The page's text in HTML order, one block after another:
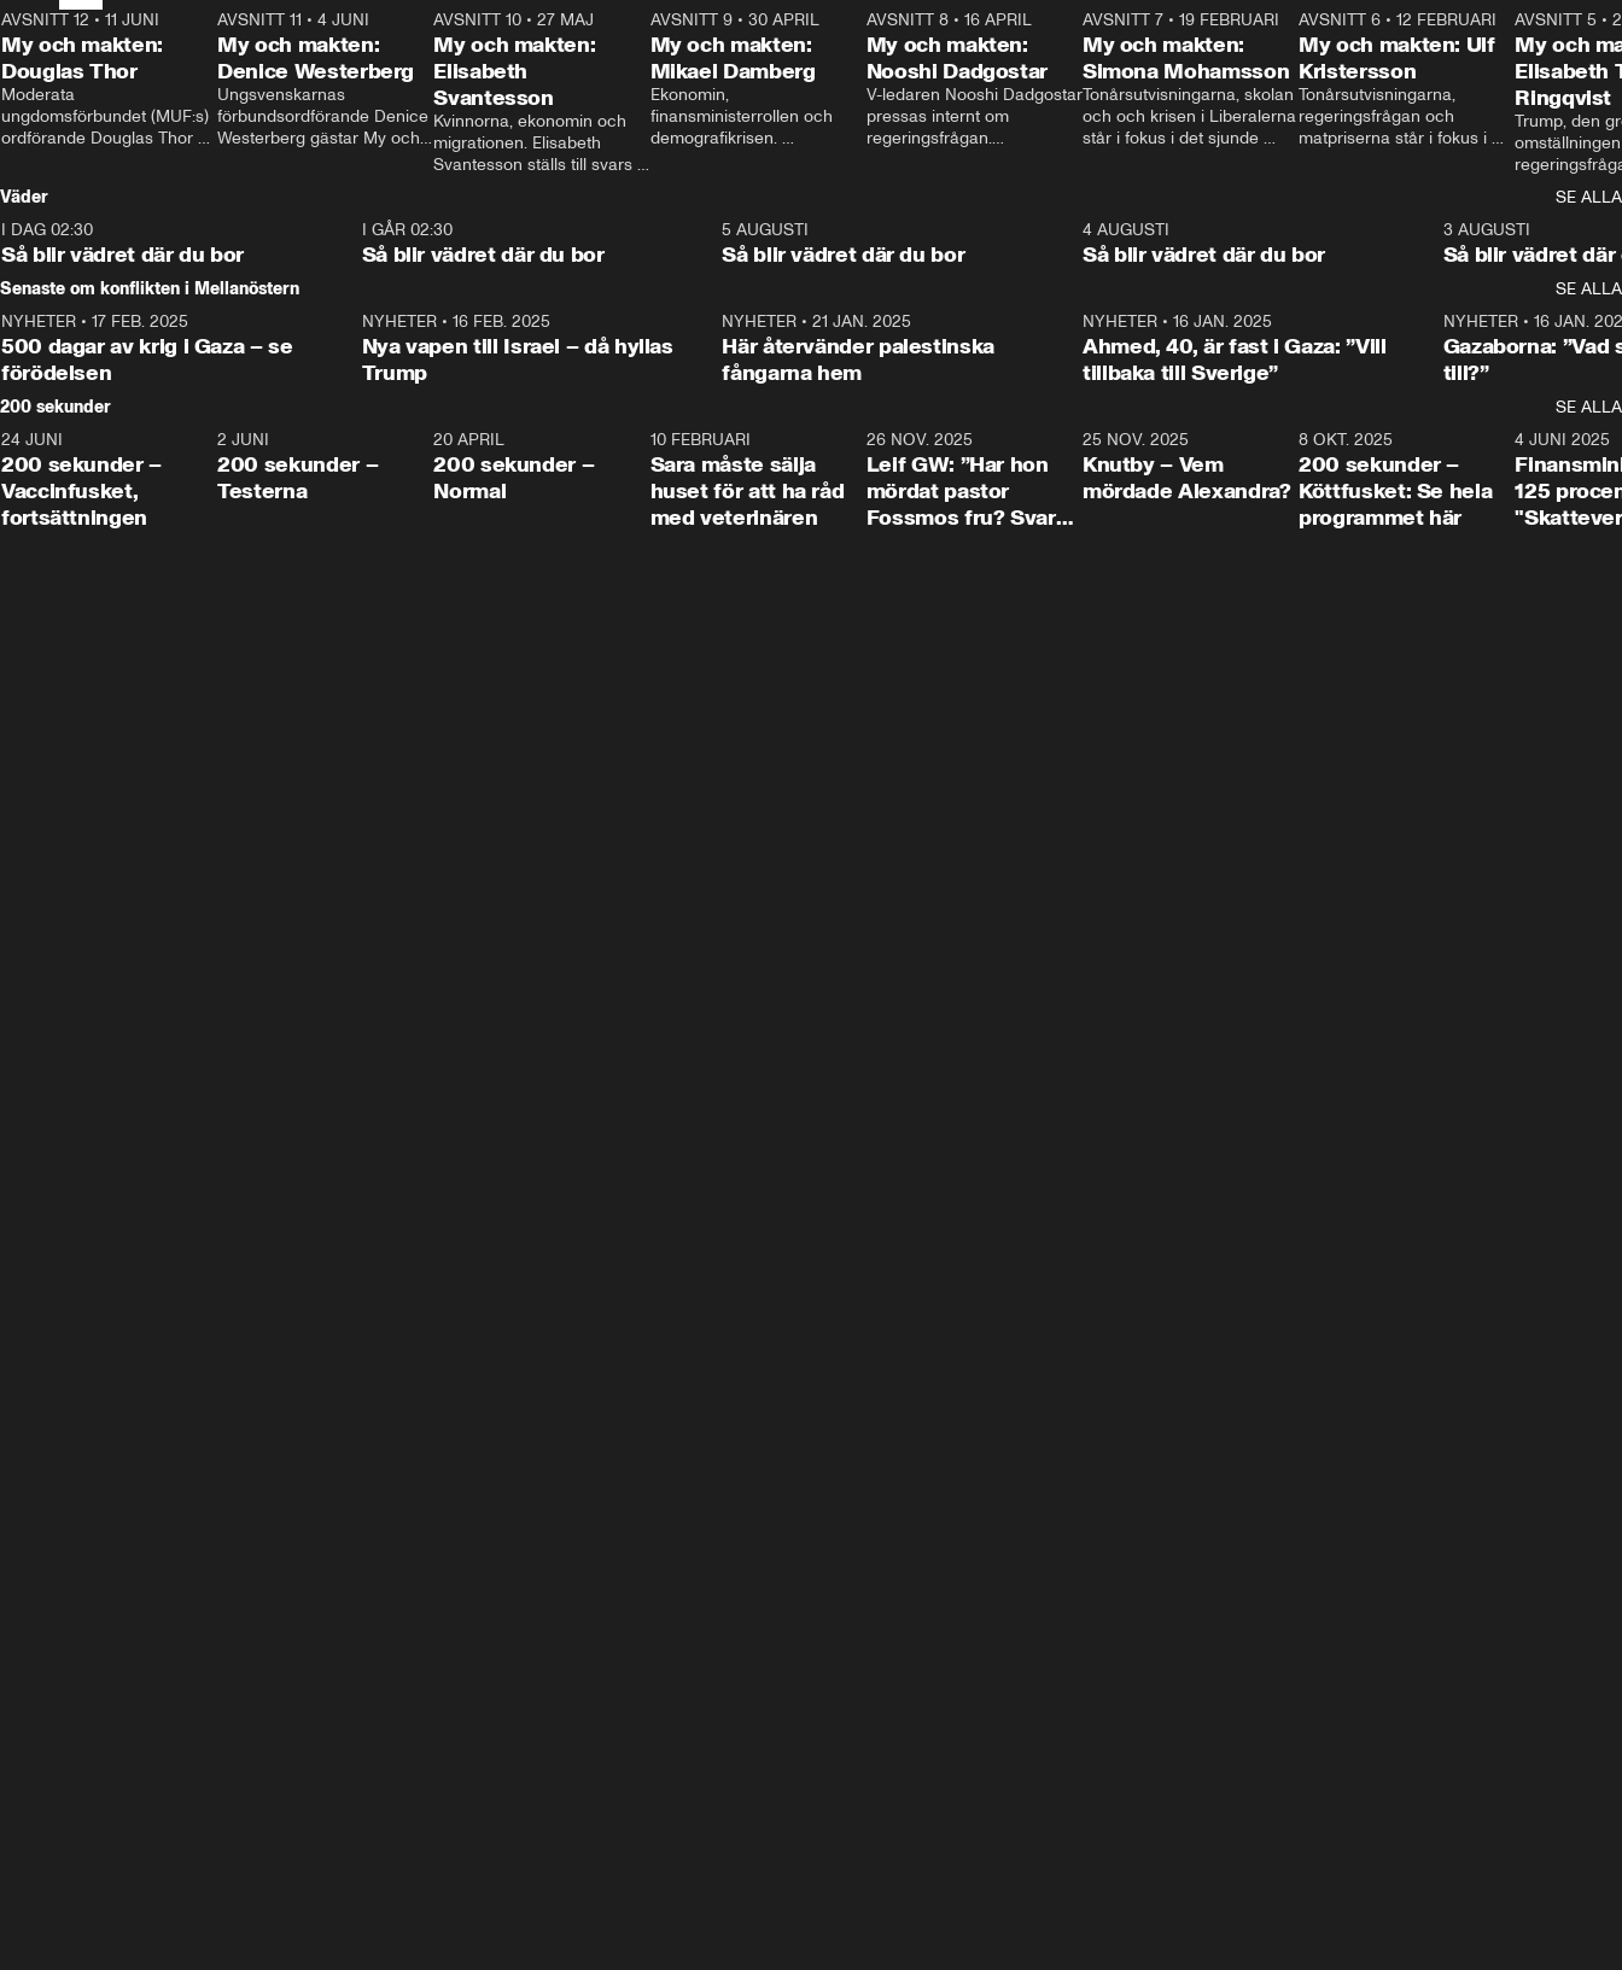
26:27
AVSNITT 12 • 11 JUNI
My och makten:
Douglas Thor
Moderata
ungdomsförbundet (MUF:s)
ordförande Douglas Thor
tonårsutvisningarna och hur
Moderaterna ska locka
väljare till valet i höst.
23:40
AVSNITT 11 •4 JUNI
My och makten:
Denice Westerberg
Ungsvenskarnas
förbundsordförande Denice
Westerberg gästar My och
AVSNITT 10 •27 MAJ
My och makten:
Elisabeth
Svantesson
Kvinnorna, ekonomin och
migrationen. Elisabeth
Svantesson ställs till svars
AVSNITT 9• 30 APRIL
My och makten:
Mikael Damberg
Ekonomin,
finansministerrollen och
demografikrisen.
och Makten.
AVSNITT 8• 16 APRIL
My och makten:
Nooshi Dadgostar
V-ledaren Nooshi Dadgostar
pressas internt om
regeringsfrågan.
– Vi ställer upp i val. Ska vi
vara med så sitter vi förstås
24:30
AVSNITT 7• 19 FEBRUARI
My och makten:
Simona Mohamsson
Tonårsutvisningarna, skolan
och och krisen i Liberalerna
står i fokus i det sjunde
kommentator My
Rohwedder ställer
utbildnings- och
Mohamsson till svars.
27:30
AVSNITT 6 •12 FEBRUARI
My och makten: Ulf
Kristersson
Tonårsutvisningarna,
regeringsfrågan och
matpriserna står i fokus i
Rohwedder ställer
statsminister Ulf Kristersson
AVSNITT 5 •
My och
Elisabeth
Ringqvist
Trump, den
centrum i
avsnittet av
Makten”. Se
Aftonbladets
Rohwedder
Thand Ring
Väder
SE ALLA
I DAG 02:30
Så blir vädret där du bor
1:06
I GÅR 02:30
Så blir vädret där du bor
5 AUGUSTI
Så blir vädret där du bor
4 AUGUSTI
Så blir vädret där du bor
3 AUGUSTI
Så blir vädret där
Senaste om konflikten i Mellanöstern
SE ALLA
NYHETER • 17 FEB. 2025
500 dagar av krig i Gaza – se
förödelsen
NYHETER• 16 FEB. 2025
Nya vapen till Israel – då hyllas
Trump
NYHETER •21 JAN. 2025
Här återvänder palestinska
fångarna hem
NYHETER• 16 JAN. 2025
Ahmed, 40, är fast i Gaza: ”Vill
tillbaka till Sverige”
NYHETER• 16 JAN.
Gazaborna:
till?”
200 sekunder
SE ALLA
5:00
24 JUNI
200 sekunder –
Vaccinfusket,
fortsättningen
4:23
2 JUNI
200 sekunder –
Testerna
20 APRIL
200 sekunder –
Normal
10 FEBRUARI
Sara måste sälja
huset för att ha råd
med veterinären
26 NOV. 2025
Leif GW: ”Har hon
mördat pastor
Fossmos fru? Svar
31:05
25 NOV. 2025
Knutby – Vem
mördade Alexandra?
4:29
8 OKT. 2025
200 sekunder –
Köttfusket: Se hela
programmet här
4 JUNI 2025
125